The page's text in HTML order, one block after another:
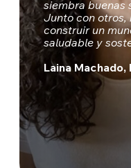
siembra buenas
Junto con otros,
construir un
saludable y
Laina Machado,